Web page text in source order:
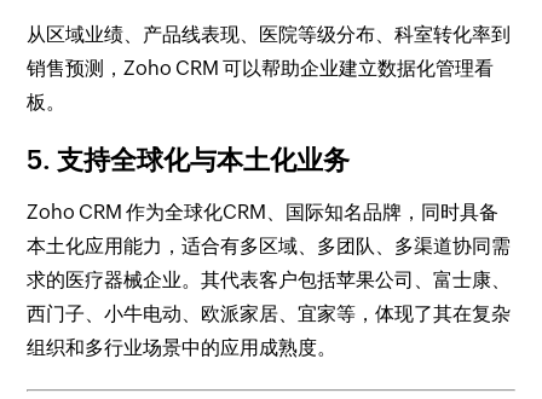
从区域业绩、产品线表现、医院等级分布、科室转化率到
销售预测，Zoho CRM 可以帮助企业建立数据化管理看
板。
5. 支持全球化与本土化业务
Zoho CRM 作为全球化CRM、国际知名品牌，同时具备
本土化应用能力，适合有多区域、多团队、多渠道协同需
求的医疗器械企业。其代表客户包括苹果公司、富士康、
西门子、小牛电动、欧派家居、宜家等，体现了其在复杂
组织和多行业场景中的应用成熟度。